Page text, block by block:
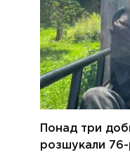
Понад три
розшукали 76-